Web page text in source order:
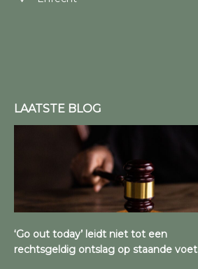
LAATSTE BLOG
‘Go out today’ leidt niet tot een
rechtsgeldig ontslag op staande voet